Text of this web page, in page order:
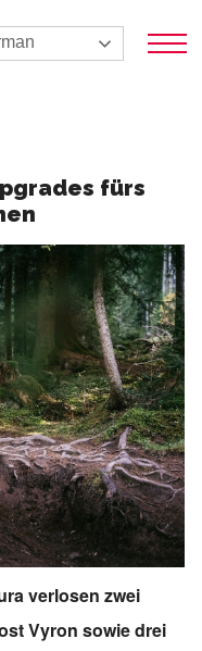
fürs
verlosen zwei
Vyron sowie drei